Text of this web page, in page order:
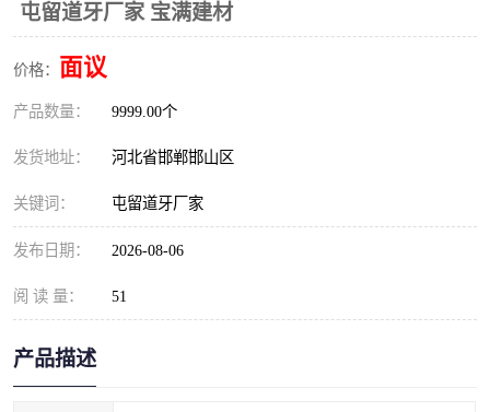
屯留道牙厂家 宝满建材
价格： 面议
产品数量： 9999.00个
发货地址： 河北省邯郸邯山区
关键词： 屯留道牙厂家
发布日期： 2026-08-06
阅 读 量： 51
产品描述